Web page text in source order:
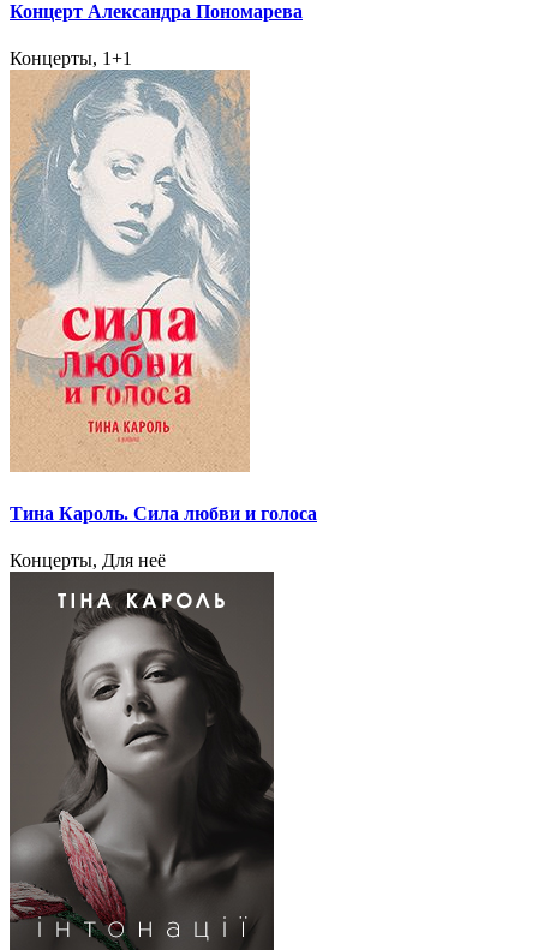
Концерт Александра Пономарева
Концерты, 1+1
Тина Кароль. Сила любви и голоса
Концерты, Для неё